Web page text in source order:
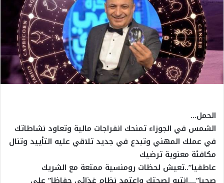
الحمل…
الشمس في الجوزاء تمنحك انفراجات مالية وتعاود نشاطاتك
في عملك المهني وتبدع في جديد تلاقي عليه التأييد وتنال
مكافئة معنوية ترضيك
عاطفيا”..تعيش لحظات رومنسية ممتعة مع الشريك